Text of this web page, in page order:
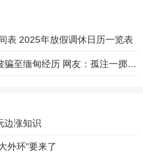
表 2025年放假调休日历一览表
骗至缅甸经历 网友：孤注一掷现
边涨知识
外环”要来了